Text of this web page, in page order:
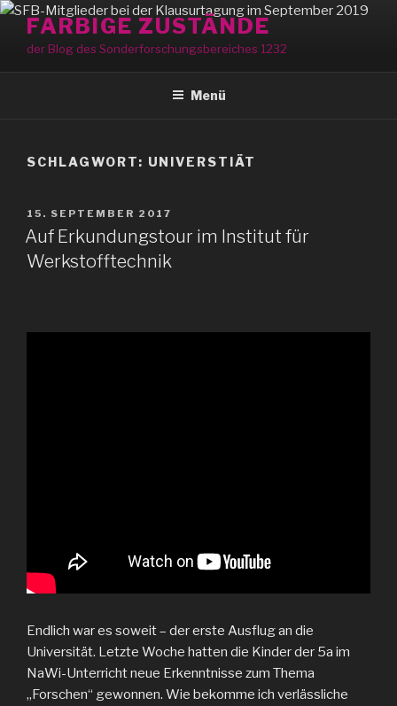
Zum
Inhalt
springen
FARBIGE ZUSTÄNDE
der Blog des Sonderforschungsbereiches 1232
Menü
SCHLAGWORT: UNIVERSTIÄT
VERÖFFENTLICHT
AM
15. SEPTEMBER 2017
Auf Erkundungstour im Institut für
Werkstofftechnik
Endlich war es soweit – der erste Ausflug an die
Universität. Letzte Woche hatten die Kinder der 5a im
NaWi-Unterricht neue Erkenntnisse zum Thema
„Forschen“ gewonnen. Wie bekomme ich verlässliche